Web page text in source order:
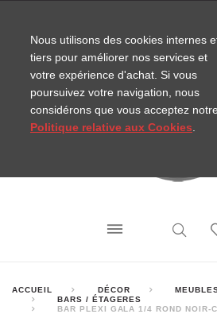
ACCUEIL DÉCOR
BARS / ÉTAGERES
BAR PLEXI GALA 1/4 ROND NOIR-
Nous utilisons des cookies internes
tiers pour améliorer nos services et
votre expérience d'achat. Si vous
poursuivez votre navigation, nous
considérons que vous acceptez notre
Politique relative aux Cookies